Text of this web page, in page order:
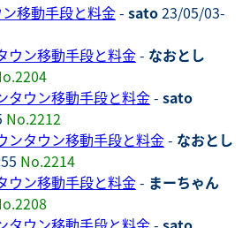
移動手段と料金- sato23/05/03-
ウン移動手段と料金- なおとし
タウン移動手段と料金- sato
No.2212
ンタウン移動手段と料金- なおとし
No.2214
ウン移動手段と料金- まーちゃん